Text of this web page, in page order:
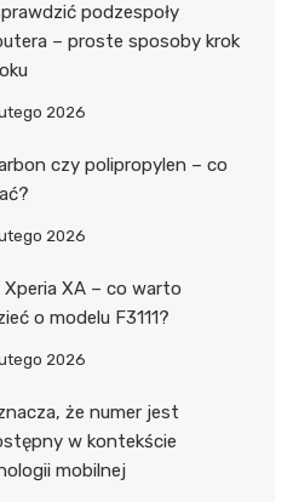
podzespoły
– proste sposoby krok
2026
czy polipropylen – co
2026
Xperia XA – co warto
o modelu F3111?
2026
że numer jest
w kontekście
mobilnej